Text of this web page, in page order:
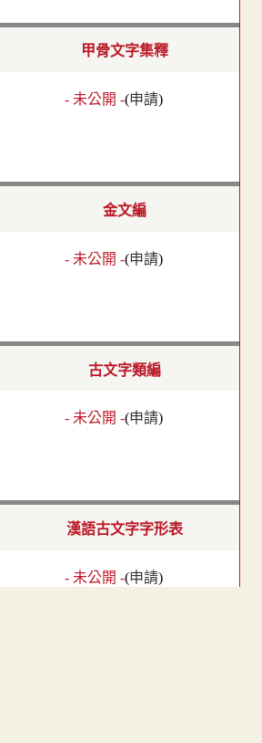
甲骨文字集釋
- 未公開 -(申請)
金文編
- 未公開 -(申請)
古文字類編
- 未公開 -(申請)
漢語古文字字形表
- 未公開 -(申請)